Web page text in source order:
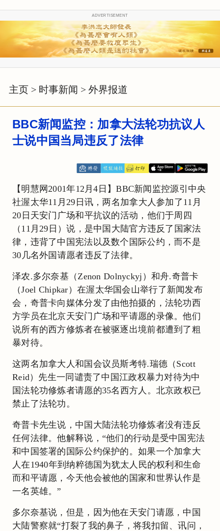
ADVERTISEMENT
主页 > 时事新闻 > 外界报道
BBC新闻监控：加拿大法轮功抗议人
士说中国当局违反了法律
【明慧网2001年12月4日】BBC新闻监控源引中央
社渥太华11月29日讯，两名加拿大人参加了11月
20日天安门广场和平抗议的活动，他们于周四
（11月29日）说，是中国大陆官方违反了国家法
律，违背了中国宪法以及数个国际公约，而不是
30几名外国请愿者违反了法律。
泽农.多尔奈基（Zenon Dolnyckyj）和舟.奇普卡
（Joel Chipkar）在渥太华国会山举行了新闻发布
会，奇普卡向媒体分发了由他拍摄的，法轮功西
方学员在北京天安门广场和平请愿的录像。他们
说所有的西方修炼者在被驱逐出境前都遭到了粗
暴对待。
这两名加拿大人和国会议员斯考特.瑞德（Scott
Reid）先生一同谴责了中国江政权暴力对待为中
国法轮功修炼者请愿的35名西方人。北京政权已
禁止了法轮功。
奇普卡先生说，中国大陆法轮功修炼者没有违反
任何法律。他解释说，“他们的行动是受中国宪法
和中国签署的国际公约保护的。如果一个加拿大
人在1940年到纳粹德国为犹太人民的权利和生命
而和平请愿，今天他会被他的国家和世界认作是
一名英雄。”
多尔奈基说，但是，因为他在天安门请愿，中国
大陆警察就“打裂了我的鼻子，将我扣留、讯问，